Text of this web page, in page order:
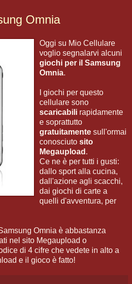
Omnia
Oggi su Mio Cellulare
voglio segnalarvi alcuni
giochi per il Samsung
Omnia.
I giochi per questo
cellulare sono
scaricabili rapidamente
e soprattutto
gratuitamente sull'ormai
conosciuto sito
Megaupload .
Ce ne è per tutti i gusti:
dallo sport alla cucina,
dall'azione agli scacchi,
dai giochi di carte a
quelli d'avventura, per
Omnia è abbastanza
nel sito Megaupload o
di 4 cifre che vedete in alto a
e il gioco è fatto!